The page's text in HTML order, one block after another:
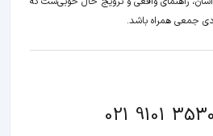
جمعی همراه باشد.
021 9101 3530